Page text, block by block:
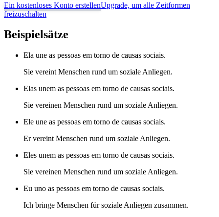
Ein kostenloses Konto erstellenUpgrade, um alle Zeitformen
freizuschalten
Beispielsätze
Ela une as pessoas em torno de causas sociais.
Sie vereint Menschen rund um soziale Anliegen.
Elas unem as pessoas em torno de causas sociais.
Sie vereinen Menschen rund um soziale Anliegen.
Ele une as pessoas em torno de causas sociais.
Er vereint Menschen rund um soziale Anliegen.
Eles unem as pessoas em torno de causas sociais.
Sie vereinen Menschen rund um soziale Anliegen.
Eu uno as pessoas em torno de causas sociais.
Ich bringe Menschen für soziale Anliegen zusammen.